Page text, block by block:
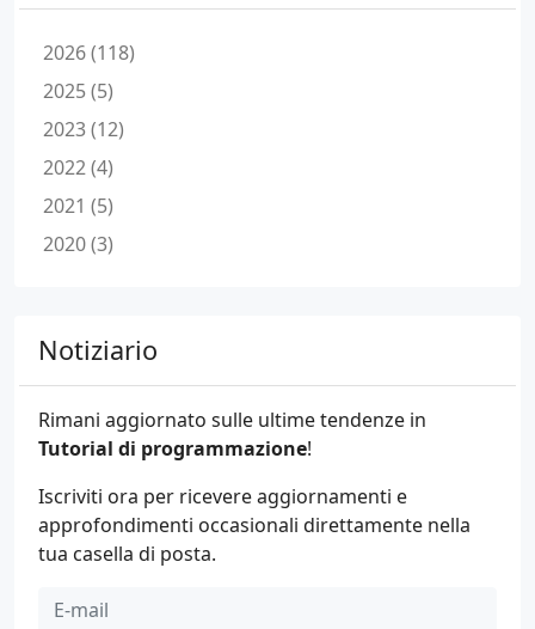
2026 (118)
2025 (5)
2023 (12)
2022 (4)
2021 (5)
2020 (3)
Notiziario
Rimani aggiornato sulle ultime tendenze in
Tutorial di programmazione!
Iscriviti ora per ricevere aggiornamenti e
approfondimenti occasionali direttamente nella
tua casella di posta.